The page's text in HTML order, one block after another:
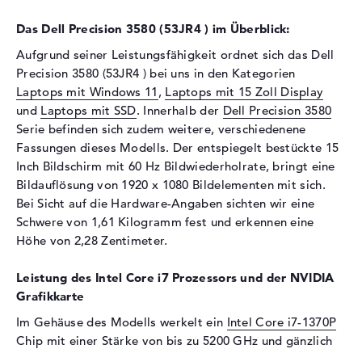
Laufwerks-Typ
ohne Laufwerk
Display
Display-Typ
15,6" TFT
Max. Auflösung
1920 x 1080
Auflösungstyp
Full-HD
Bildwiederholrate
60 Hz
Besonderheiten
Display, entspiegelt, LED-
Kartenleser
Unterstützte Flash-
Speicherkarten
Das Dell Precision 3580 (53JR4 ) im Überblick:
Aufgrund seiner Leistungsfähigkeit ordnet sich das Dell
Precision 3580 (53JR4 ) bei uns in den Kategorien
Laptops mit Windows 11 , Laptops mit 15 Zoll Display
und Laptops mit SSD. Innerhalb der Dell Precision 3580
Serie befinden sich zudem weitere, verschiedenene
Fassungen dieses Modells. Der entspiegelt bestückte 15
Inch Bildschirm mit 60 Hz Bildwiederholrate, bringt eine
Bildauflösung von 1920 x 1080 Bildelementen mit sich.
Bei Sicht auf die Hardware-Angaben sichten wir eine
Schwere von 1,61 Kilogramm fest und erkennen eine
Höhe von 2,28 Zentimeter.
Leistung des Intel Core i7 Prozessors und der NVIDIA
Grafikkarte
Im Gehäuse des Modells werkelt ein Intel Core i7-1370P
Chip mit einer Stärke von bis zu 5200 GHz und gänzlich